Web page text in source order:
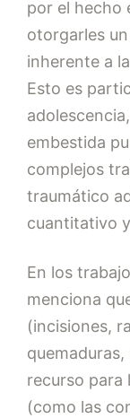
por el hecho
otorgarles
inherente a
Esto es
embestida
complejos
traumático
cuantitativo
En los
menciona
(incisiones,
recurso para
(como las